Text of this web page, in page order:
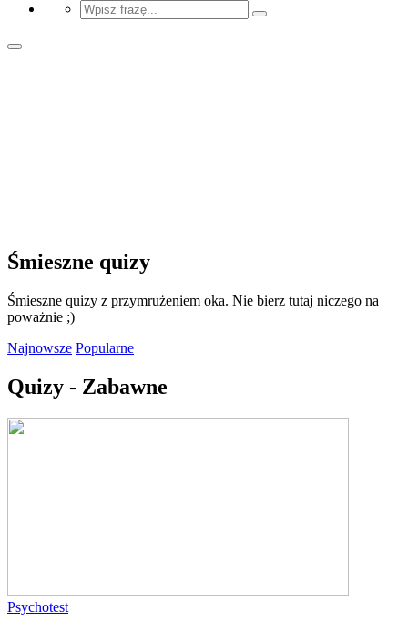
Śmieszne quizy
Śmieszne quizy z przymrużeniem oka. Nie bierz tutaj niczego na
poważnie ;)
Najnowsze Popularne
Quizy - Zabawne
Psychotest